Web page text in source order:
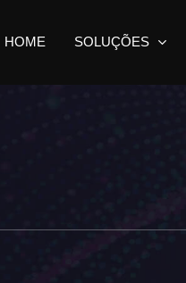
HOME SOLUÇÕES